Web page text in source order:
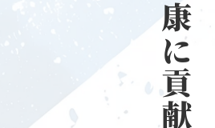
康
に
貢
献